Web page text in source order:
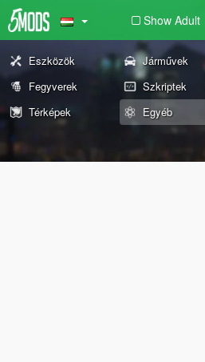
Show Adult
Eszközök Járművek
Fegyverek
Szkriptek
Térképek
Egyéb